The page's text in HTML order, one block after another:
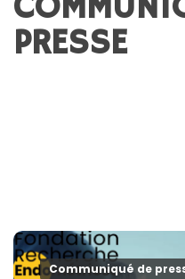
PRESSE
Communiqué de